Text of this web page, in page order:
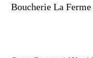
Boucherie La Ferme